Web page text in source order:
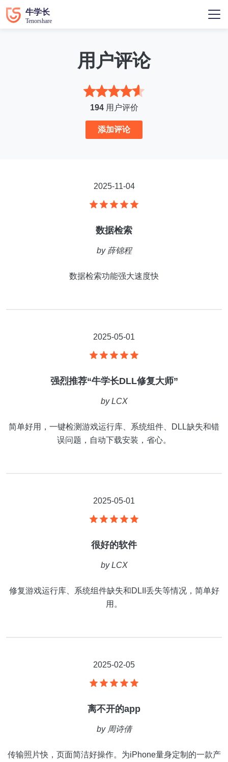
用户评论
194用户评价
添加评论
2025-11-04
数据检索
by 薛锦程
数据检索功能强大速度快
2025-05-01
强烈推荐“牛学长DLL修复大师”
byLCX
简单好用，一键检测游戏运行库、系统组件、DLL缺失和错
误问题，自动下载安装，省心。
2025-05-01
很好的软件
byLCX
修复游戏运行库、系统组件缺失和DLII丢失等情况，简单好
用。
2025-02-05
离不开的app
by 周诗倩
传输照片快，页面简洁好操作。为iPhone量身定制的一款产